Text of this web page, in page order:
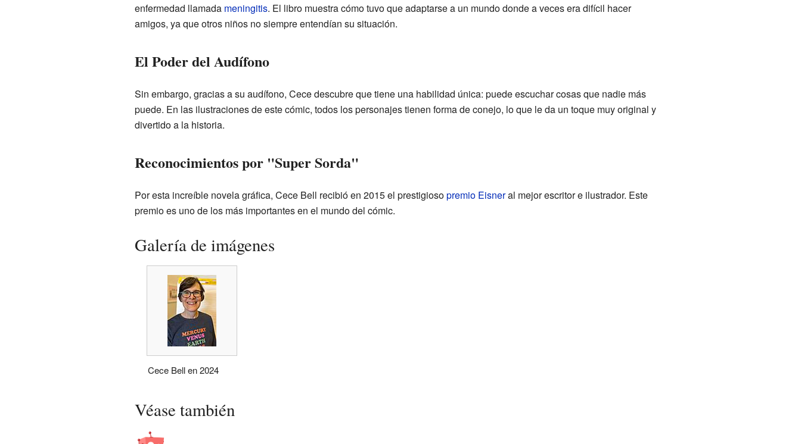
enfermedad llamada meningitis. El libro muestra cómo tuvo que adaptarse a un mundo donde a veces era difícil hacer
amigos, ya que otros niños no siempre entendían su situación.
El Poder del Audífono
Sin embargo, gracias a su audífono, Cece descubre que tiene una habilidad única: puede escuchar cosas que nadie más
puede. En las ilustraciones de este cómic, todos los personajes tienen forma de conejo, lo que le da un toque muy original y
divertido a la historia.
Reconocimientos por "Super Sorda"
Por esta increíble novela gráfica, Cece Bell recibió en 2015 el prestigiosopremio Eisneral mejor escritor e ilustrador. Este
premio es uno de los más importantes en el mundo del cómic.
Galería de imágenes
Cece Bell en 2024
Véase también